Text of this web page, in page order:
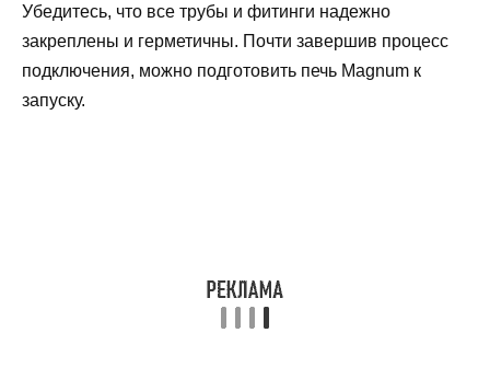
Убедитесь, что все трубы и фитинги надежно
закреплены и герметичны. Почти завершив процесс
подключения, можно подготовить печь Magnum к
запуску.